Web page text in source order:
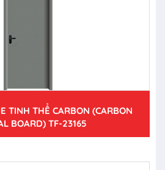
TINH THỂ CARBON (CARBON
BOARD) TF-23165